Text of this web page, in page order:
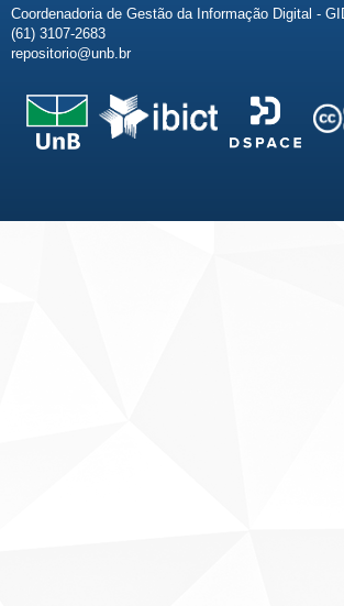
Coordenadoria de Gestão da Informação Digital -
(61) 3107-2683
repositorio@unb.br